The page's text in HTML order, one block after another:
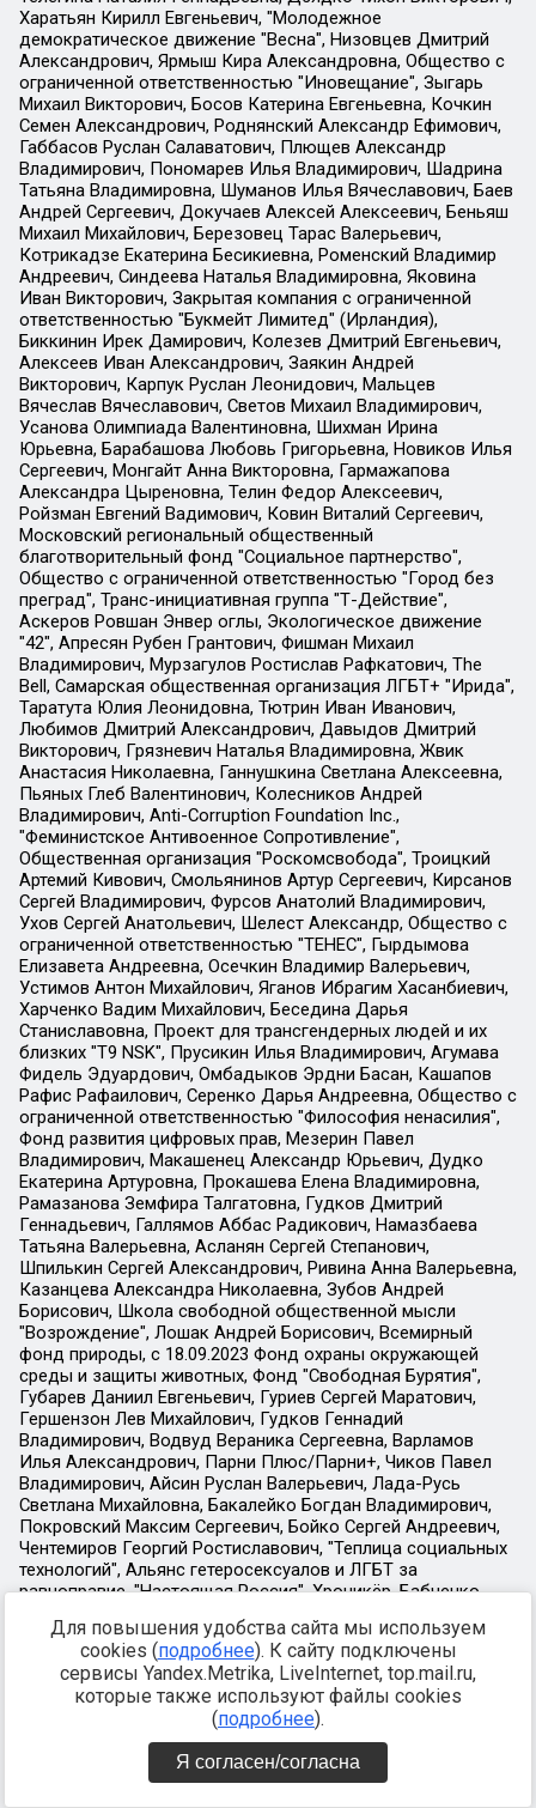
Для повышения удобства сайта мы используем
cookies (подробнее). К сайту подключены
сервисы Yandex.Metrika, LiveInternet, top.mail.ru,
которые также используют файлы cookies
(подробнее).
Я согласен/согласна